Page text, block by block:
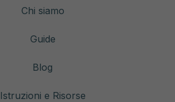
Chi siamo
Guide
Blog
Istruzioni e Risorse